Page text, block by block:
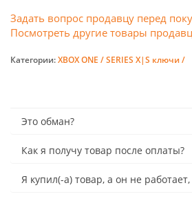
Задать вопрос продавцу перед
Посмотреть другие товары
Категории:XBOX ONE / SERIES X|S ключи /
Это обман?
Как я получу товар после оплаты?
Я купил(-а) товар, а он не